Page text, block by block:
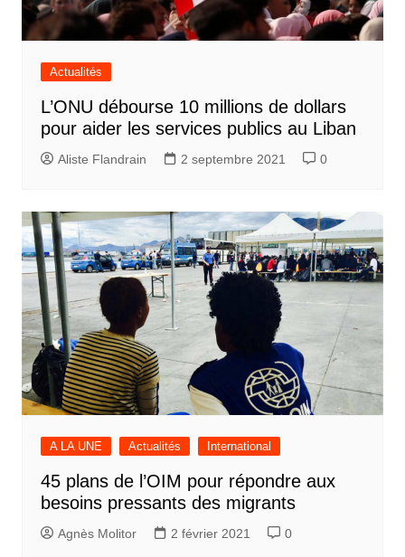
Actualités
L’ONU débourse 10 millions de dollars
pour aider les services publics au Liban
Aliste Flandrain 2 septembre 2021 0
A LA UNE Actualités International
45 plans de l’OIM pour répondre aux
besoins pressants des migrants
Agnès Molitor 2 février 2021 0